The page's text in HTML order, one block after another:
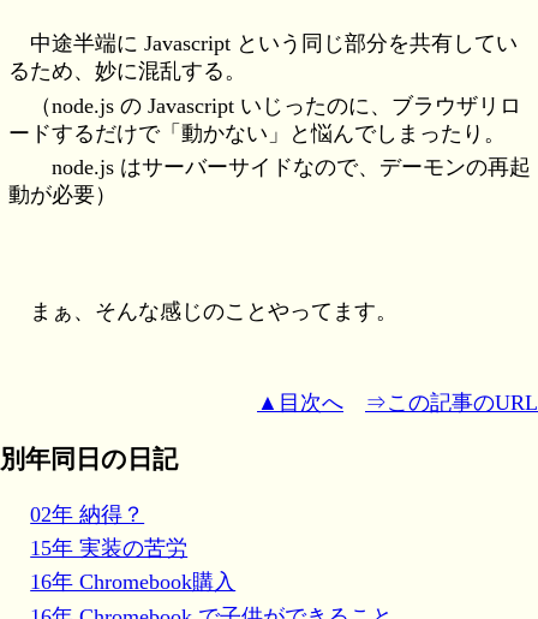
中途半端に Javascript という同じ部分を共有してい
るため、妙に混乱する。
（node.js の Javascript いじったのに、ブラウザリロ
ードするだけで「動かない」と悩んでしまったり。
node.js はサーバーサイドなので、デーモンの再起
動が必要）
まぁ、そんな感じのことやってます。
▲目次へ ⇒この記事のURL
別年同日の日記
02年 納得？
15年 実装の苦労
16年 Chromebook購入